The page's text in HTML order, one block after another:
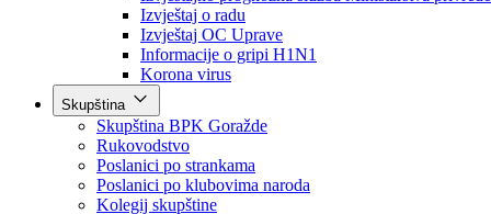
Obavještenja i izvještaji
Obavještenja Vlade
Izvještajno prognozna služba Ministarstva privrede
Izvještaj o radu
Izvještaj OC Uprave
Informacije o gripi H1N1
Korona virus
Skupština
Skupština BPK Goražde
Rukovodstvo